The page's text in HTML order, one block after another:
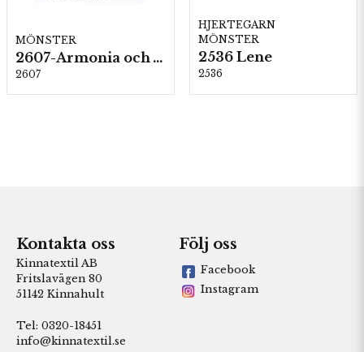
MÖNSTER
2607-Armonia och Alpaca 400
2607
HJERTEGARN
MÖNSTER
2536 Lene
2536
Kontakta oss
Kinnatextil AB
Fritslavägen 80
51142 Kinnahult
Tel: 0320-18451
info@kinnatextil.se
Följ oss
Facebook
Instagram